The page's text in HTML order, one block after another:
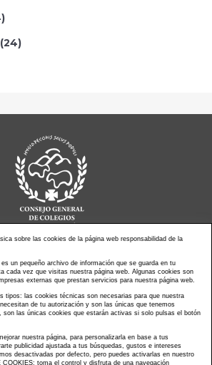
(24)
Agenda de Actos
PressClip
Contacto
Política Privacidad
sobre las cookies de la página web responsabilidad de la
un pequeño archivo de información que se guarda en tu
cada vez que visitas nuestra página web. Algunas cookies son
externas que prestan servicios para nuestra página web.
tipos: las cookies técnicas son necesarias para que nuestra
de tu autorización y son las únicas que tenemos
son las únicas cookies que estarán activas si solo pulsas el botón
nuestra página, para personalizarla en base a tus
publicidad ajustada a tus búsquedas, gustos e intereses
desactivadas por defecto, pero puedes activarlas en nuestro
toma el control y disfruta de una navegación